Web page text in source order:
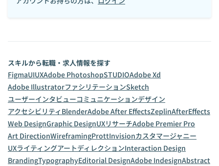
スキルから転職・求人情報を探す
FigmaUIUXAdobe PhotoshopSTUDIOAdobe Xd
Adobe IllustratorファシリテーションSketch
ユーザーインタビューコミュニケーションデザイン
アクセシビリティ BlenderAdobe After EffectsZeplinAfterEffects
Web DesignGraphic DesignUXリサーチAdobe Premier Pro
Art DirectionWireframingProttInvisionカスタマージャニー
UXライティングアートディレクションInteraction Design
BrandingTypographyEditorial DesignAdobe IndesignAbstract